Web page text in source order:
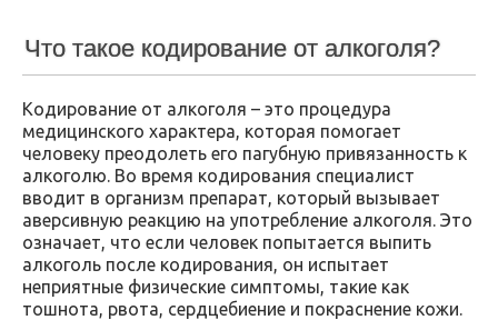
Что такое кодирование от алкоголя?
Кодирование от алкоголя – это процедура
медицинского характера, которая помогает
человеку преодолеть его пагубную привязанность к
алкоголю. Во время кодирования специалист
вводит в организм препарат, который вызывает
аверсивную реакцию на употребление алкоголя. Это
означает, что если человек попытается выпить
алкоголь после кодирования, он испытает
неприятные физические симптомы, такие как
тошнота, рвота, сердцебиение и покраснение кожи.